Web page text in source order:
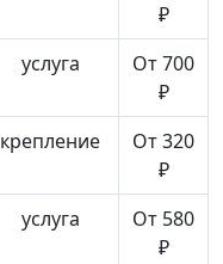
₽
услуга
От 700
₽
крепление
От 320
₽
услуга
От 580
₽